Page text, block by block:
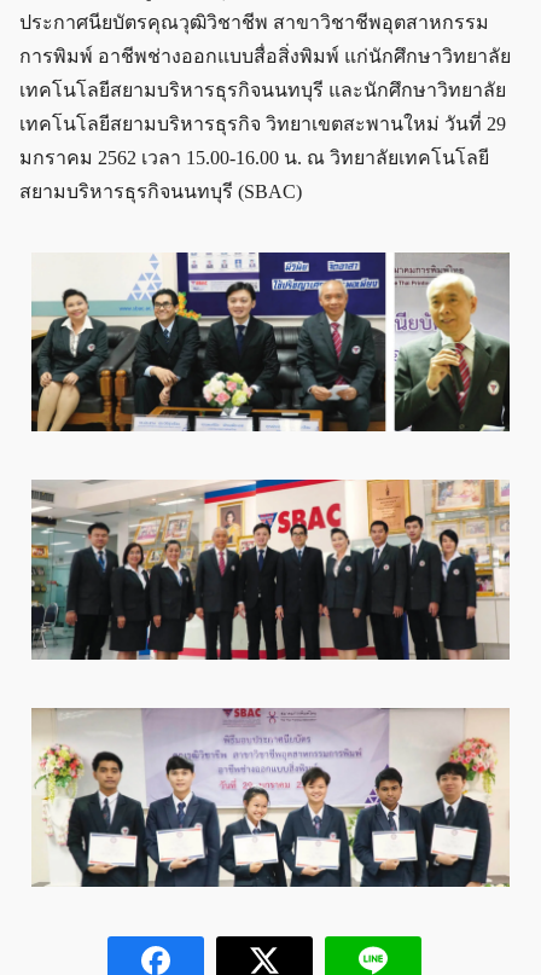
ประกาศนียบัตรคุณวุฒิวิชาชีพ สาขาวิชาชีพอุตสาหกรรม
การพิมพ์ อาชีพช่างออกแบบสื่อสิ่งพิมพ์ แก่นักศึกษาวิทยาลัย
เทคโนโลยีสยามบริหารธุรกิจนนทบุรี และนักศึกษาวิทยาลัย
เทคโนโลยีสยามบริหารธุรกิจ วิทยาเขตสะพานใหม่ วันที่ 29
มกราคม 2562 เวลา 15.00-16.00 น. ณ วิทยาลัยเทคโนโลยี
สยามบริหารธุรกิจนนทบุรี (SBAC)